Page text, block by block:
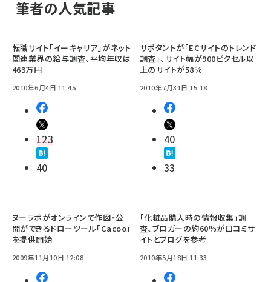
筆者の人気記事
転職サイト「イーキャリア」がネット
関連業界の給与調査、平均年収は
463万円
2010年6月4日 11:45
123
40
サポタントが「ECサイトのトレンド
調査」、サイト幅が900ピクセル以
上のサイトが58％
2010年7月31日 15:18
40
33
ヌーラボがオンラインで作図・公
開ができるドローツール「Cacoo」
を提供開始
2009年11月10日 12:08
「化粧品購入時の情報収集」調
査、ブロガーの約60％が口コミサ
イトとブログを参考
2010年5月18日 11:33